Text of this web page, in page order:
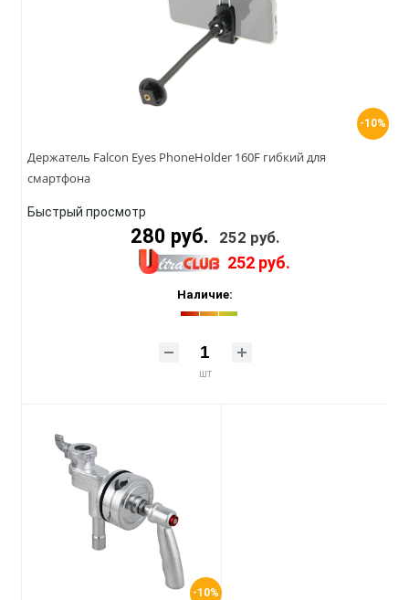
-10%
Держатель Falcon Eyes PhoneHolder 160F гибкий для
смартфона
Быстрый просмотр
280 руб. 252 руб.
252 руб.
Наличие:
шт
-10%